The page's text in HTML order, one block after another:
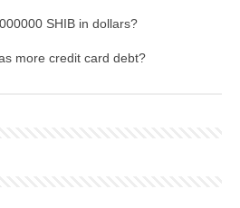
SHIB in dollars?
more credit card debt?